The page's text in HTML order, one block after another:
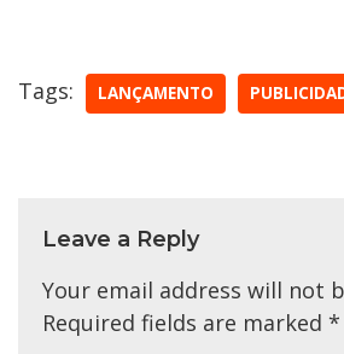
Tags: LANÇAMENTO
Leave a Reply
Your email address will not
Required fields are marked *